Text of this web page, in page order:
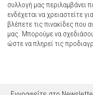
συλλογή μας περιλαμβάνει
ενδέχεται να χρειαστείτε
βλέπετε τις πινακίδες που
μας. Μπορούμε να
ώστε να πληρεί τις